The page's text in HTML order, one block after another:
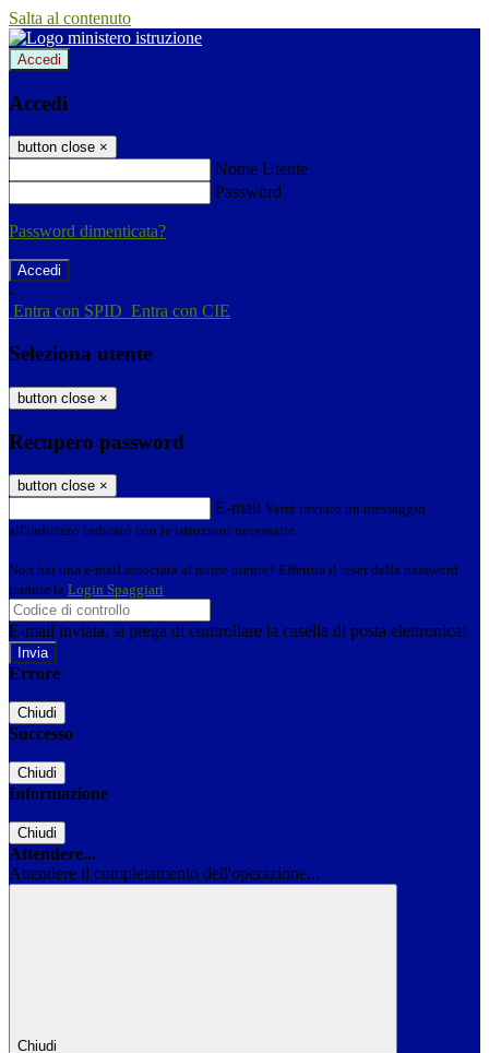
Salta al contenuto
Accedi
Accedi
button close ×
Nome Utente
Password
Password dimenticata?
-
Entra con SPID Entra con CIE
Seleziona utente
button close ×
Recupero password
button close ×
E-mail Verrà inviato un messaggio
all'indirizzo indicato con le istruzioni necessarie.
Non hai una e-mail associata al nome utente? Effettua il reset della password
tramite la Login Spaggiari
E-mail inviata, si prega di controllare la casella di posta elettronica!
Errore
Chiudi
Successo
Chiudi
Informazione
Chiudi
Attendere...
Attendere il completamento dell'operazione...
Chiudi